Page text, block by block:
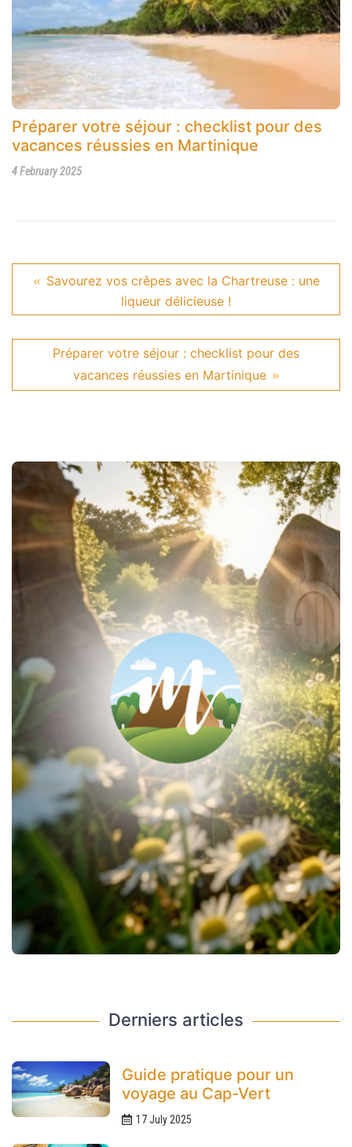
Préparer votre séjour : checklist pour des
vacances réussies en Martinique
4 February 2025
Savourez vos crêpes avec la Chartreuse : une
liqueur délicieuse !
Préparer votre séjour : checklist pour des
vacances réussies en Martinique
Derniers articles
Guide pratique pour un
voyage au Cap-Vert
17 July 2025